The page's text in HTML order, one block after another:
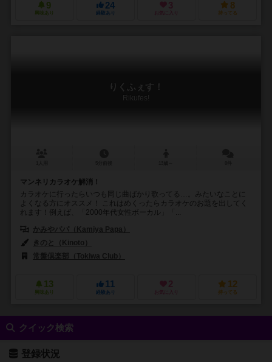
9
興味あり
24
経験あり
3
お気に入り
8
持ってる
りくふぇす！
Rikufes!
マンネリカラオケ解消！
カラオケに行ったらいつも同じ曲ばかり歌ってる…。みたいなことに
よくなる方にオススメ！ これはめくったらカラオケのお題を出してく
れます！例えば、「2000年代女性ボーカル」「...
かみやパパ（Kamiya Papa）
きのと（Kinoto）
常盤倶楽部（Tokiwa Club）
13
興味あり
11
経験あり
2
お気に入り
12
持ってる
クイック検索
登録状況